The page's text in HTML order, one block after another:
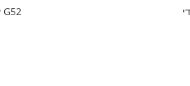
G52 שרפרף ירוק לבן קלאסי כובש